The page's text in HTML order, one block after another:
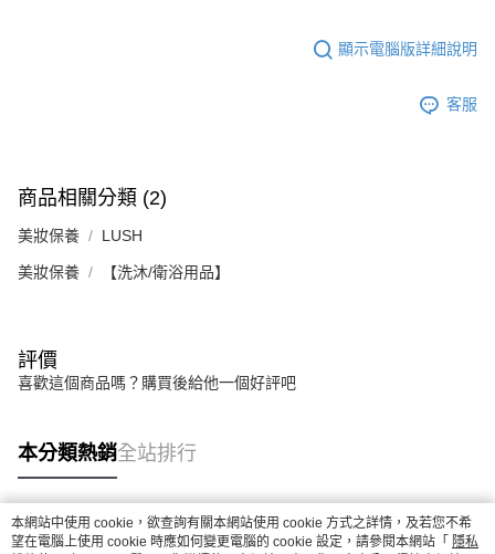
顯示電腦版詳細說明
客服
商品相關分類 (2)
美妝保養 LUSH
美妝保養 【洗沐/衛浴用品】
評價
喜歡這個商品嗎？購買後給他一個好評吧
本分類熱銷全站排行
熱門標籤
本網站中使用 cookie，欲查詢有關本網站使用 cookie 方式之詳情，及若您不希
望在電腦上使用 cookie 時應如何變更電腦的 cookie 設定，請參閱本網站「 隱私